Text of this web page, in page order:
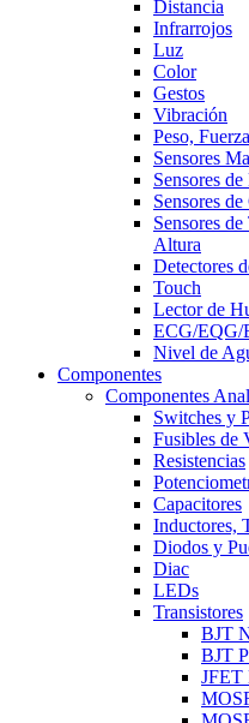
Distancia
Infrarrojos
Luz
Color
Gestos
Vibración
Peso,
Sensores
Sensores de
Sensores de
Sensores
Altura
Detectores
Touch
Lector de
ECG/EQG/
Nivel de
Componentes
Componentes
Switches y
Fusibles de
Resistencias
Capacitores
Inductores,
Diodos y
Diac
LEDs
Transistores
BJT
BJT
JFET